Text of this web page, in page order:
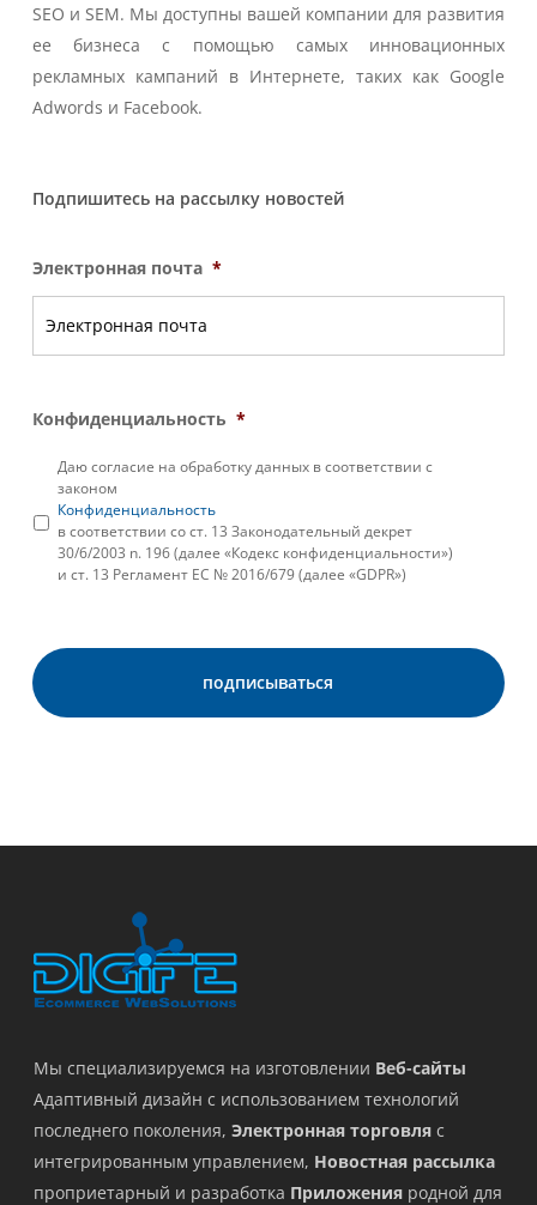
SEO и SEM. Мы доступны вашей компании для развития
ее бизнеса с помощью самых инновационных
рекламных кампаний в Интернете, таких как Google
Adwords и Facebook.
Подпишитесь на рассылку новостей
Электронная почта *
Конфиденциальность *
Даю согласие на обработку данных в соответствии с
законом
Конфиденциальность
в соответствии со ст. 13 Законодательный декрет
30/6/2003 n. 196 (далее «Кодекс конфиденциальности»)
и ст. 13 Регламент ЕС № 2016/679 (далее «GDPR»)
Мы специализируемся на изготовлении Веб-сайты
Адаптивный дизайн с использованием технологий
последнего поколения, Электронная торговля с
интегрированным управлением, Новостная рассылка
проприетарный и разработка Приложения родной для